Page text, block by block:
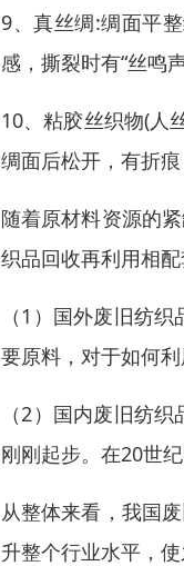
9、真丝绸:绸面平
感，撕裂时有“丝鸣声
10、粘胶丝织物(人
绸面后松开，有折
随着原材料资源的
织品回收再利用相
（1）国外废旧纺
要原料，对于如何
（2）国内废旧纺
刚刚起步。在20世
从整体来看，我国
升整个行业水平，